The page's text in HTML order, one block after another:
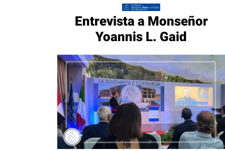
Entrevista a Monseñor
Yoannis L. Gaid